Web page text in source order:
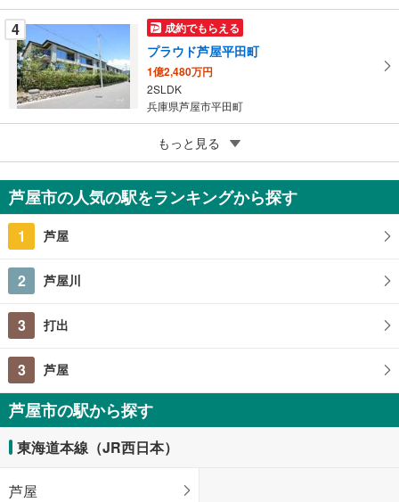
る
4 成約でもらえる
プラウド芦屋平田町
1億2,480万円
2SLDK
兵庫県芦屋市平田町
成約でもらえる
芦屋山ノ手アーバンライフ
1,488万円
3LDK
もっと見る
芦屋市の人気の駅をランキングから探す
1 芦屋
2 芦屋川
3 打出
3 芦屋
芦屋市の駅から探す
東海道本線（JR西日本）
芦屋